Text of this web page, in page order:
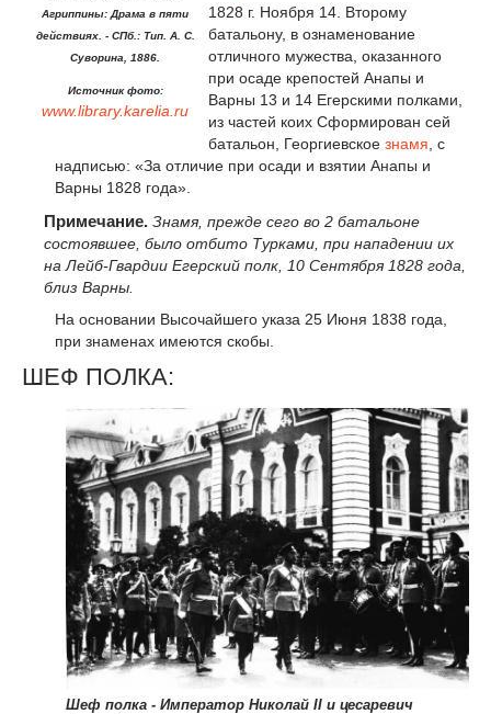
Агриппины: Драма в пяти
действиях. - СПб.: Тип. А. С.
Суворина, 1886.
Источник фото:
www.library.karelia.ru
1828 г. Ноября 14. Второму
батальону, в ознаменование
отличного мужества, оказанного
при осаде крепостей Анапы и
Варны 13 и 14 Егерскими полками,
из частей коих Сформирован сей
батальон, Георгиевское знамя , с
надписью: «За отличие при осади и взятии Анапы и
Варны 1828 года».
Примечание. Знамя, прежде сего во 2 батальоне
состоявшее, было отбито Турками, при нападении их
на Лейб-Гвардии Егерский полк, 10 Сентября 1828 года,
близ Варны.
На основании Высочайшего указа 25 Июня 1838 года,
при знаменах имеются скобы.
ШЕФ ПОЛКА:
Шеф полка - Император Николай II и цесаревич